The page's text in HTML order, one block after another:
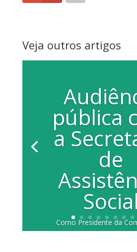
Veja outros artigos
pública
a
de
Social
Como Presidente da
Ordem Social, a